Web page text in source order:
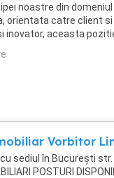
noastre din
orientata catre client
inovator, aceasta
...
Vorbitor
sediul în București
POSTURI